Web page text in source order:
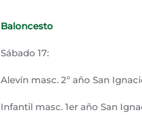
Baloncesto
Sábado 17:
Alevín masc. 2º año San
Infantil masc. 1er año San